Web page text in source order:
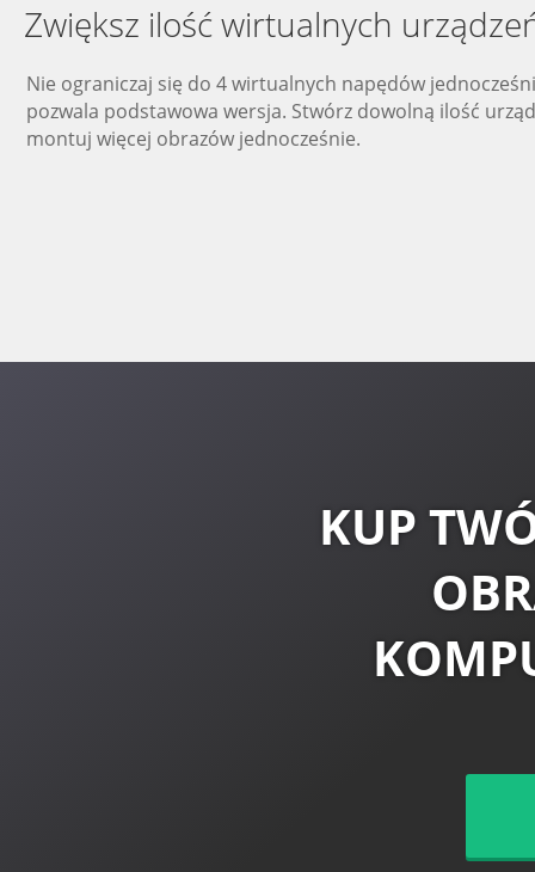
Zwiększ ilość wirtualnych
Nie ograniczaj się do 4 wirtualnych napędów
pozwala podstawowa wersja. Stwórz dowolną ilość
montuj więcej obrazów jednocześnie.
KUP